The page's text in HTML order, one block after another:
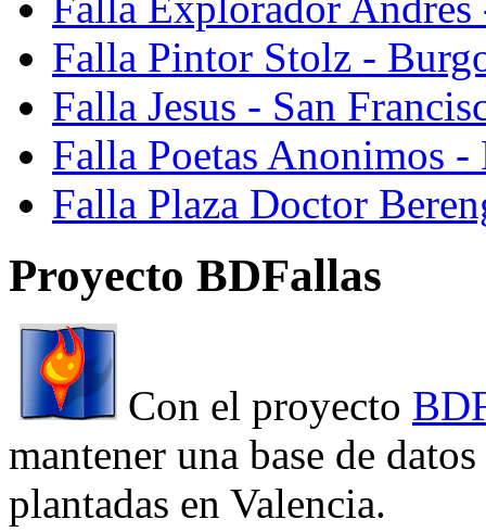
Falla Pintor Stolz -
Falla Jesus - San
Falla Poetas Anonimos
Falla Plaza Doctor
Proyecto BDFallas
Con el proyecto
mantener una base de
plantadas en Valencia.